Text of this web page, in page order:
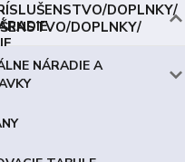
DOPLNKY/
NÁRADIE A